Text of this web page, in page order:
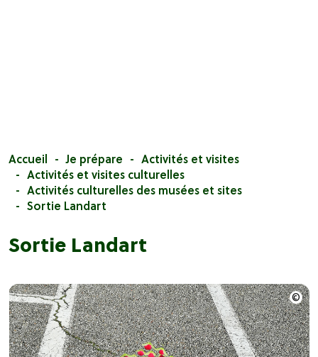
Accueil Je prépare
Activités et visites
Activités et visites culturelles
Activités culturelles des musées et sites
Sortie Landart
Sortie Landart